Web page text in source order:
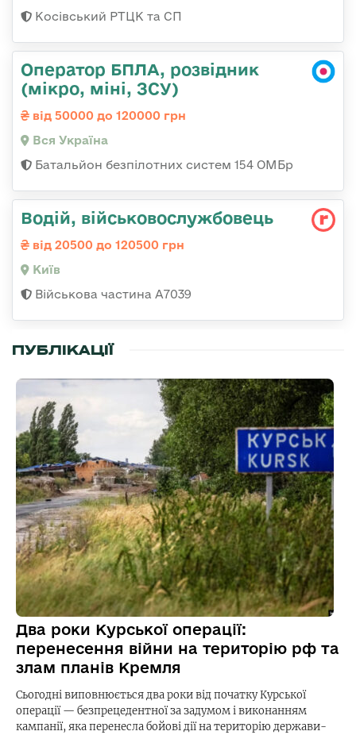
Косівський РТЦК та СП
Оператор БПЛА, розвідник
(мікро, міні, ЗСУ)
від 50000 до 120000 грн
Вся Україна
Батальйон безпілотних систем 154 ОМБр
Водій, військовослужбовець
від 20500 до 120500 грн
Київ
Військова частина А7039
ПУБЛІКАЦІЇ
Два роки Курської операції:
перенесення війни на територію рф та
злам планів Кремля
Сьогодні виповнюється два роки від початку Курської
операції — безпрецедентної за задумом і виконанням
кампанії, яка перенесла бойові дії на територію держави-